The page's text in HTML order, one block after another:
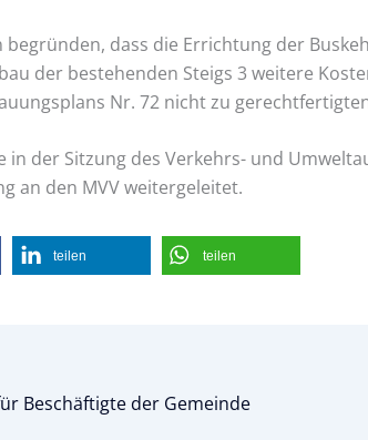
begründen, dass die Errichtung der
der bestehenden Steigs 3 weitere
Nr. 72 nicht zu
in der Sitzung des Verkehrs- und
an den MVV weitergeleitet.
teilen teilen
Beschäftigte der Gemeinde